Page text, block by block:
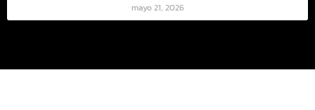
mayo 21, 2026